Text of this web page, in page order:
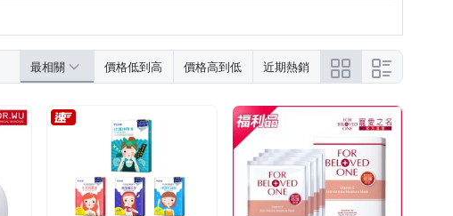
MOMUS MEDI-PEEL
MEDITHERAPY
璞亞 ReVive
SHISEIDO 資生堂
研 UNICAT 變臉貓
VT COSMETICS
雪芙蘭
商品簡介) EXP 2028.7
依商品標示
品外包裝 效期2027.08
2026-02-02
為準 請參照商品介紹
效期至2027.3.1
2028/03
2028/12/2
依商品所示 3年(實際效期依瓶身所示)
最相關 價格低到高 價格高到低 近期熱銷